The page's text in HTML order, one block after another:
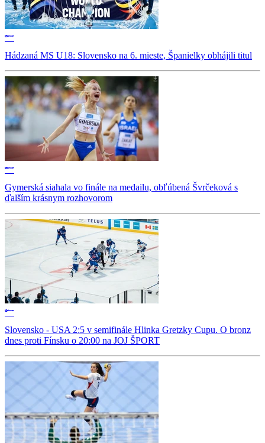
Hádzaná MS U18: Slovensko na 6. mieste, Španielky obhájili titul
Gymerská siahala vo finále na medailu, obľúbená Švrčeková s
ďalším krásnym rozhovorom
Slovensko - USA 2:5 v semifinále Hlinka Gretzky Cupu. O bronz
dnes proti Fínsku o 20:00 na JOJ ŠPORT